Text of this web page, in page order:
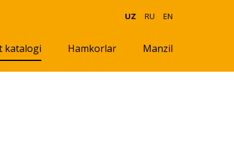
UZ RU EN
katalogi Hamkorlar Manzil